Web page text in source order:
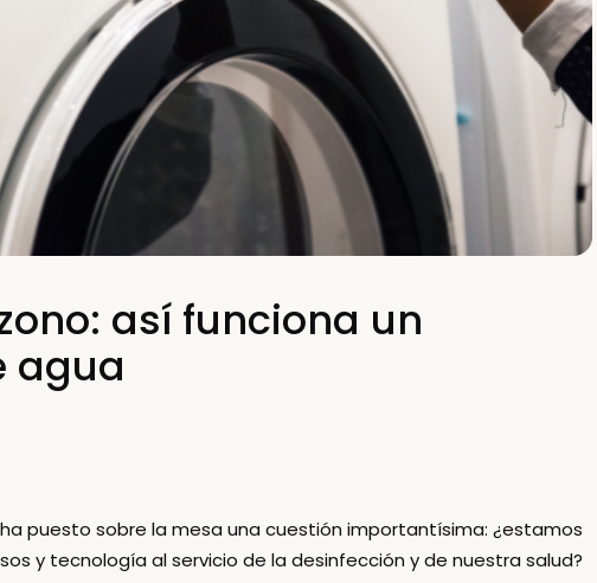
así funciona un
agua
puesto sobre la mesa una cuestión importantísima: ¿estamos
y tecnología al servicio de la desinfección y de nuestra salud?